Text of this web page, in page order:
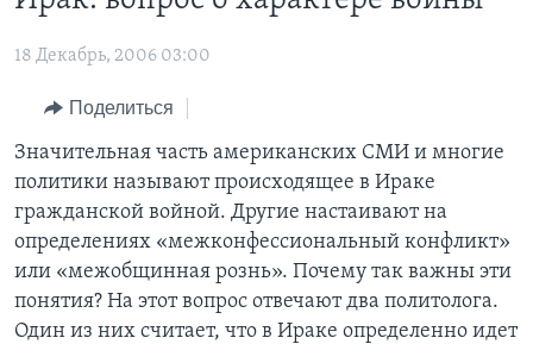
основной
Перейти
навигации
Перейти
поиск
ПРОГРАММЫ
АМЕРИКА
НОВОСТИ ЗА МИНУТУ
ИТОГИ
ПОЧЕМУ ЭТО ВАЖНО?
ДИСКУССИЯ VOA
ДЕТАЛИ
ПРОЕКТЫ
УЧИМ АНГЛИЙСКИЙ
НАША АМЕРИКАНСКАЯ ИСТОРИЯ
А КАК В АМЕРИКЕ?
АРТЕФАКТЫ
АМЕРИКАНСКИЕ ГОРОДКИ
ЭКСПЕРТИЗА
ИНТЕРВЬЮ
ФАКТЫ ПРОТИВ ФЕЙКОВ
ЗА СВОБОДУ ПРЕССЫ
УЧИМ АНГЛИЙСКИЙ
ВИДЕО
18 Декабрь, 2006 03:00
Поделиться
Значительная часть американских СМИ и многие
политики называют происходящее в Ираке
гражданской войной. Другие настаивают на
определениях «межконфессиональный конфликт»
или «межобщинная рознь». Почему так важны эти
понятия? На этот вопрос отвечают два политолога.
Один из них считает, что в Ираке определенно идет